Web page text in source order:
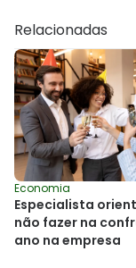
Relacionadas
Economia
Especialista
não fazer na
ano na empresa